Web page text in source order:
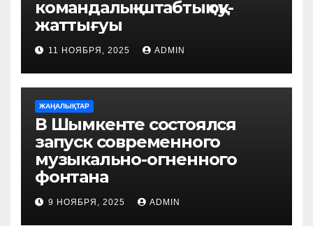
командалық-штабтық оқу-
жаттығуы
11 НОЯБРЯ, 2025 ADMIN
ЖАҢАЛЫҚТАР
В Шымкенте состоялся
запуск современного
музыкально-огненного
фонтана
9 НОЯБРЯ, 2025 ADMIN